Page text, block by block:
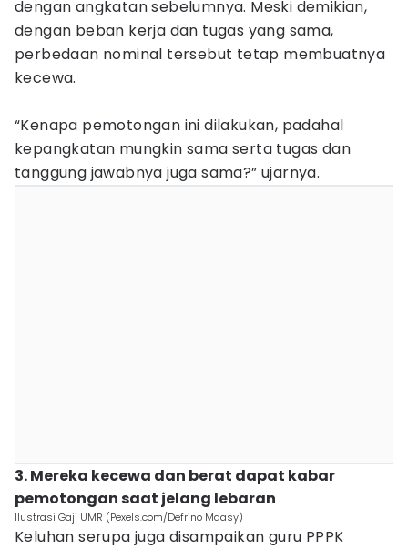
dengan angkatan sebelumnya. Meski demikian,
dengan beban kerja dan tugas yang sama,
perbedaan nominal tersebut tetap membuatnya
kecewa.
“Kenapa pemotongan ini dilakukan, padahal
kepangkatan mungkin sama serta tugas dan
tanggung jawabnya juga sama?” ujarnya.
3. Mereka kecewa dan berat dapat kabar
pemotongan saat jelang lebaran
Ilustrasi Gaji UMR (Pexels.com/Defrino Maasy)
Keluhan serupa juga disampaikan guru PPPK